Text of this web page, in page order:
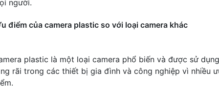
người.
điểm của camera plastic so với loại camera khác
plastic là một loại camera phổ biến và được sử dụng
rãi trong các thiết bị gia đình và công nghiệp vì nhiều